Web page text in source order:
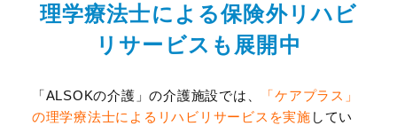
理学療法士による保険外リハビ
リサービスも展開中
「ALSOKの介護」の介護施設では、
「ケアプラス」
の理学療法士によるリハビリサービスを実施 してい